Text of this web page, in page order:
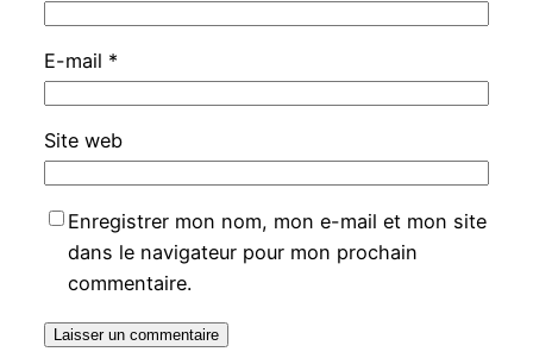
E-mail *
Site web
Enregistrer mon nom, mon e-mail et mon site
dans le navigateur pour mon prochain
commentaire.